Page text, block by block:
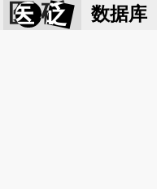
医 砭 数据库